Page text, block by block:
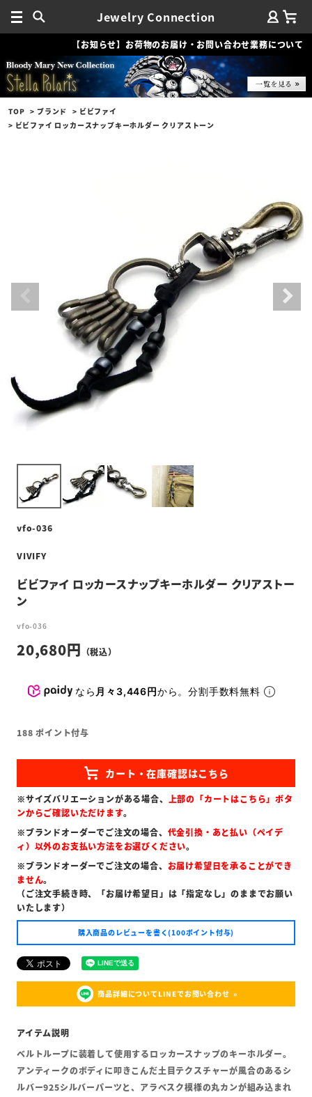
Jewelry Connection
【お知らせ】お荷物のお届け・お問い合わせ業務について
TOP ブランド
ビビファイ
ビビファイ ロッカースナップキーホルダー クリアストーン
vfo-036
VIVIFY
ビビファイ ロッカースナップキーホルダー クリアストー
ン
vfo-036
20,680
なら 月々3,446円から。分割手数料無料
188 ポイント付与
※サイズバリエーションがある場合、 上部の「カートはこちら」ボタ
ンからご確認いただけます。
※ブランドオーダーでご注文の場合、 代金引換・あと払い（ペイデ
ィ）以外のお支払い方法をお選びください。
※ブランドオーダーでご注文の場合、 お届け希望日を承ることができ
ません。
（ご注文手続き時、「お届け希望日」は「指定なし」のままでお願い
いたします）
購入商品のレビューを書く(100ポイント付与)
商品詳細についてLINEでお問い合わせ
ベルトループに装着して使用するロッカースナップのキーホルダー。
アンティークのボディに叩きこんだ土目テクスチャーが風合のあるシ
ルバー925シルバーパーツと、アラベスク模様の丸カンが組み込まれ